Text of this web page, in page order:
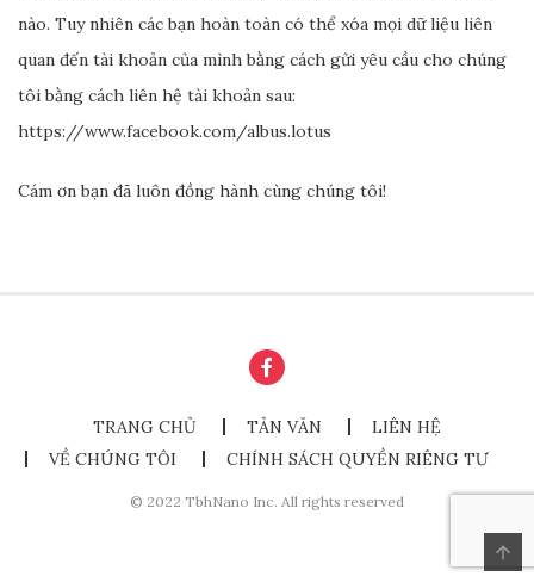
nào. Tuy nhiên các bạn hoàn toàn có thể xóa mọi dữ liệu liên
quan đến tài khoản của mình bằng cách gửi yêu cầu cho chúng
tôi bằng cách liên hệ tài khoản sau:
https://www.facebook.com/albus.lotus
Cám ơn bạn đã luôn đồng hành cùng chúng tôi!
TRANG CHỦ TẢN VĂN
LIÊN HỆ
VỀ CHÚNG TÔI
CHÍNH SÁCH QUYỀN RIÊNG TƯ
© 2022 TbhNano Inc. All rights reserved